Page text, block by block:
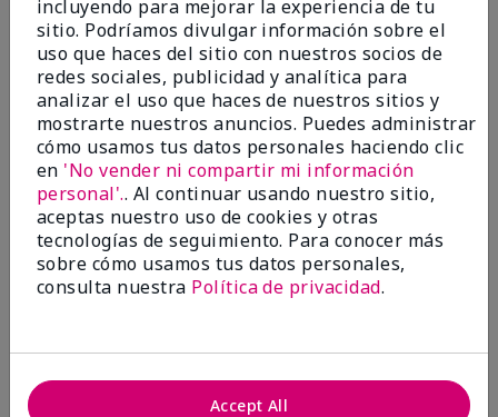
Satisfied
EnviadoHace 3 meses
porKeyrone
de LaBelle, FL
Evaluado en
marykay.com/en-us/
Since using MK products, my skin hasn't been as oily.
I've received compliments that my complexion has
improved, and most of all, my skin doesn't feel dry or
irritated after use. Moisturizers are usually hard to
Tyre, for introducing me to these products!
incluyendo para mejorar la experiencia de tu
sitio. Podríamos divulgar información sobre el
uso que haces del sitio con nuestros socios de
redes sociales, publicidad y analítica para
analizar el uso que haces de nuestros sitios y
mostrarte nuestros anuncios. Puedes administrar
cómo usamos tus datos personales haciendo clic
en 'No vender ni compartir mi información
personal'.. Al continuar usando nuestro sitio,
aceptas nuestro uso de cookies y otras
tecnologías de seguimiento. Para conocer más
sobre cómo usamos tus datos personales,
consulta nuestra Política de privacidad.
Accept All